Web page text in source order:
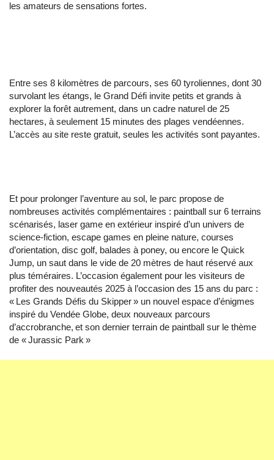
les amateurs de sensations fortes.
Entre ses 8 kilomètres de parcours, ses 60 tyroliennes, dont 30
survolant les étangs, le Grand Défi invite petits et grands à
explorer la forêt autrement, dans un cadre naturel de 25
hectares, à seulement 15 minutes des plages vendéennes.
L’accès au site reste gratuit, seules les activités sont payantes.
Et pour prolonger l’aventure au sol, le parc propose de
nombreuses activités complémentaires : paintball sur 6 terrains
scénarisés, laser game en extérieur inspiré d’un univers de
science-fiction, escape games en pleine nature, courses
d’orientation, disc golf, balades à poney, ou encore le Quick
Jump, un saut dans le vide de 20 mètres de haut réservé aux
plus téméraires. L’occasion également pour les visiteurs de
profiter des nouveautés 2025 à l’occasion des 15 ans du parc :
« Les Grands Défis du Skipper » un nouvel espace d’énigmes
inspiré du Vendée Globe, deux nouveaux parcours
d’accrobranche, et son dernier terrain de paintball sur le thème
de « Jurassic Park »